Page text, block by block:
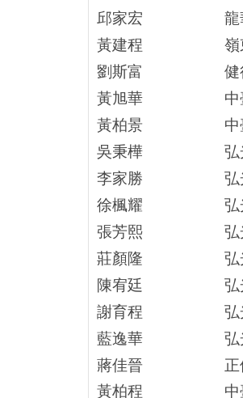
邱家宏
龍
黃建程
嶺
劉斯富
健
黃旭華
黃柏景
吳秉樺
弘
李家勝
弘
徐楓耀
弘
張芳熙
弘
莊顏隆
弘
陳宥廷
弘
謝育程
弘
藍逸華
弘
蔣佳晉
黃柏程